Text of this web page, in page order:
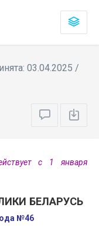
03.04.2025 /
с 1 января
БЕЛАРУСЬ
№46